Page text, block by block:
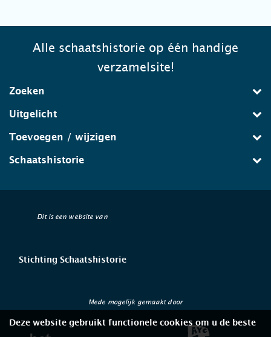
Alle schaatshistorie op één handige
verzamelsite!
Zoeken
Uitgelicht
Toevoegen / wijzigen
Schaatshistorie
Dit is een website van
Stichting Schaatshistorie
Mede mogelijk gemaakt door
Deze website gebruikt functionele cookies om u de beste